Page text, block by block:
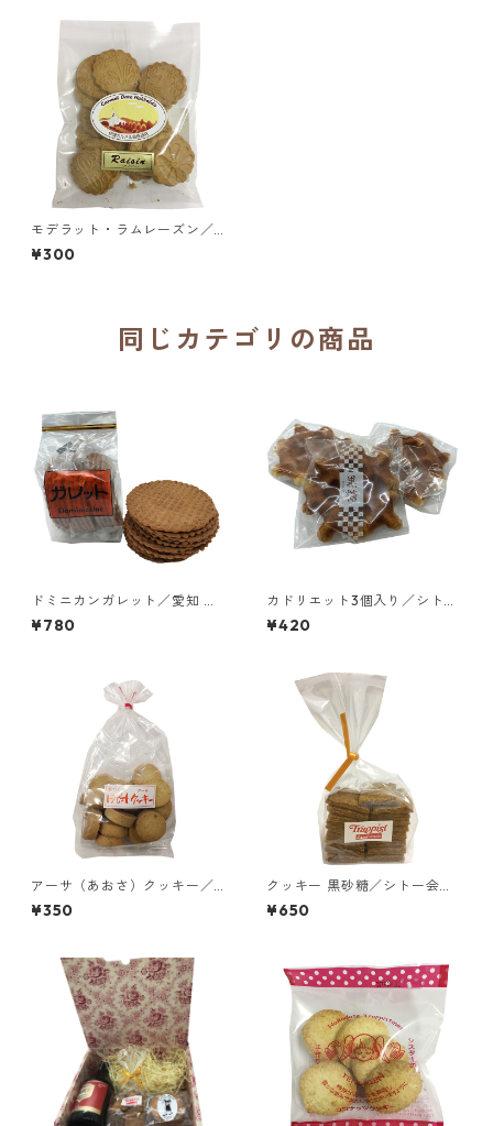
モデラット・ラムレーズン／
伊達カルメル会修道院
¥300
同じカテゴリの商品
ドミニカンガレット／愛知 ド
ミニコ会 聖ヨゼフ修道院
¥780
カドリエット3個入り／シトー
会 安心院（あじむ）トラピ
スチヌ修道院
¥420
アーサ（あおさ）クッキー／
シトー会 安心院（あじむ）
トラピスチヌ修道院
¥350
クッキー 黒砂糖／シトー会
西宮トラピスチヌ修道院
¥650